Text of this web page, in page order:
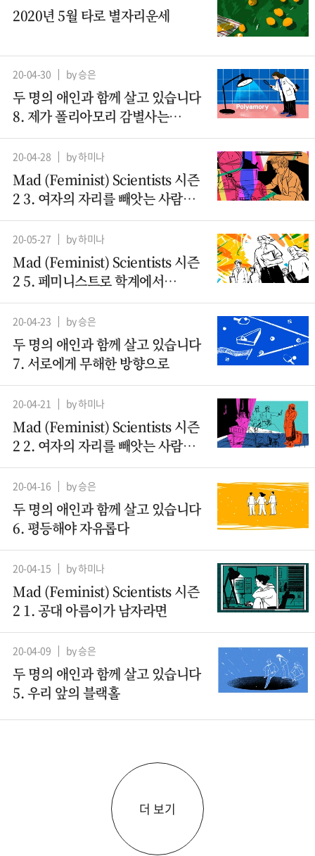
2020년 5월 타로 별자리운세
20-04-30 by 승은
두 명의 애인과 함께 살고 있습니다
8. 제가 폴리아모리 감별사는
아니지만요
20-04-28 by 하미나
Mad (Feminist) Scientists 시즌
2 3. 여자의 자리를 빼앗는 사람들 -
컴퓨터과학(1)
20-05-27 by 하미나
Mad (Feminist) Scientists 시즌
2 5. 페미니스트로 학계에서
살아남기
20-04-23 by 승은
두 명의 애인과 함께 살고 있습니다
7. 서로에게 무해한 방향으로
20-04-21 by 하미나
Mad (Feminist) Scientists 시즌
2 2. 여자의 자리를 빼앗는 사람들 -
산파
20-04-16 by 승은
두 명의 애인과 함께 살고 있습니다
6. 평등해야 자유롭다
20-04-15 by 하미나
Mad (Feminist) Scientists 시즌
2 1. 공대 아름이가 남자라면
20-04-09 by 승은
두 명의 애인과 함께 살고 있습니다
5. 우리 앞의 블랙홀
더 보기